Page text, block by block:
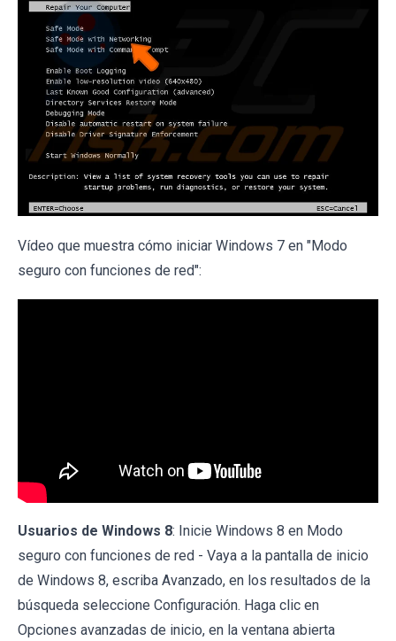
Vídeo que muestra cómo iniciar Windows 7 en "Modo
seguro con funciones de red":
Usuarios de Windows 8: Inicie Windows 8 en Modo
seguro con funciones de red - Vaya a la pantalla de inicio
de Windows 8, escriba Avanzado, en los resultados de la
búsqueda seleccione Configuración. Haga clic en
Opciones avanzadas de inicio, en la ventana abierta